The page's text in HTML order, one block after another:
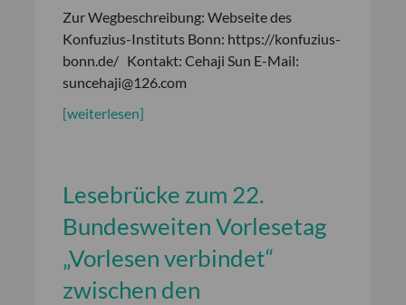
Zur Wegbeschreibung: Webseite des
Konfuzius-Instituts Bonn: https://konfuzius-
bonn.de/ Kontakt: Cehaji Sun E-Mail:
suncehaji@126.com
[weiterlesen]
Lesebrücke zum 22.
Bundesweiten Vorlesetag
„Vorlesen verbindet“
zwischen den